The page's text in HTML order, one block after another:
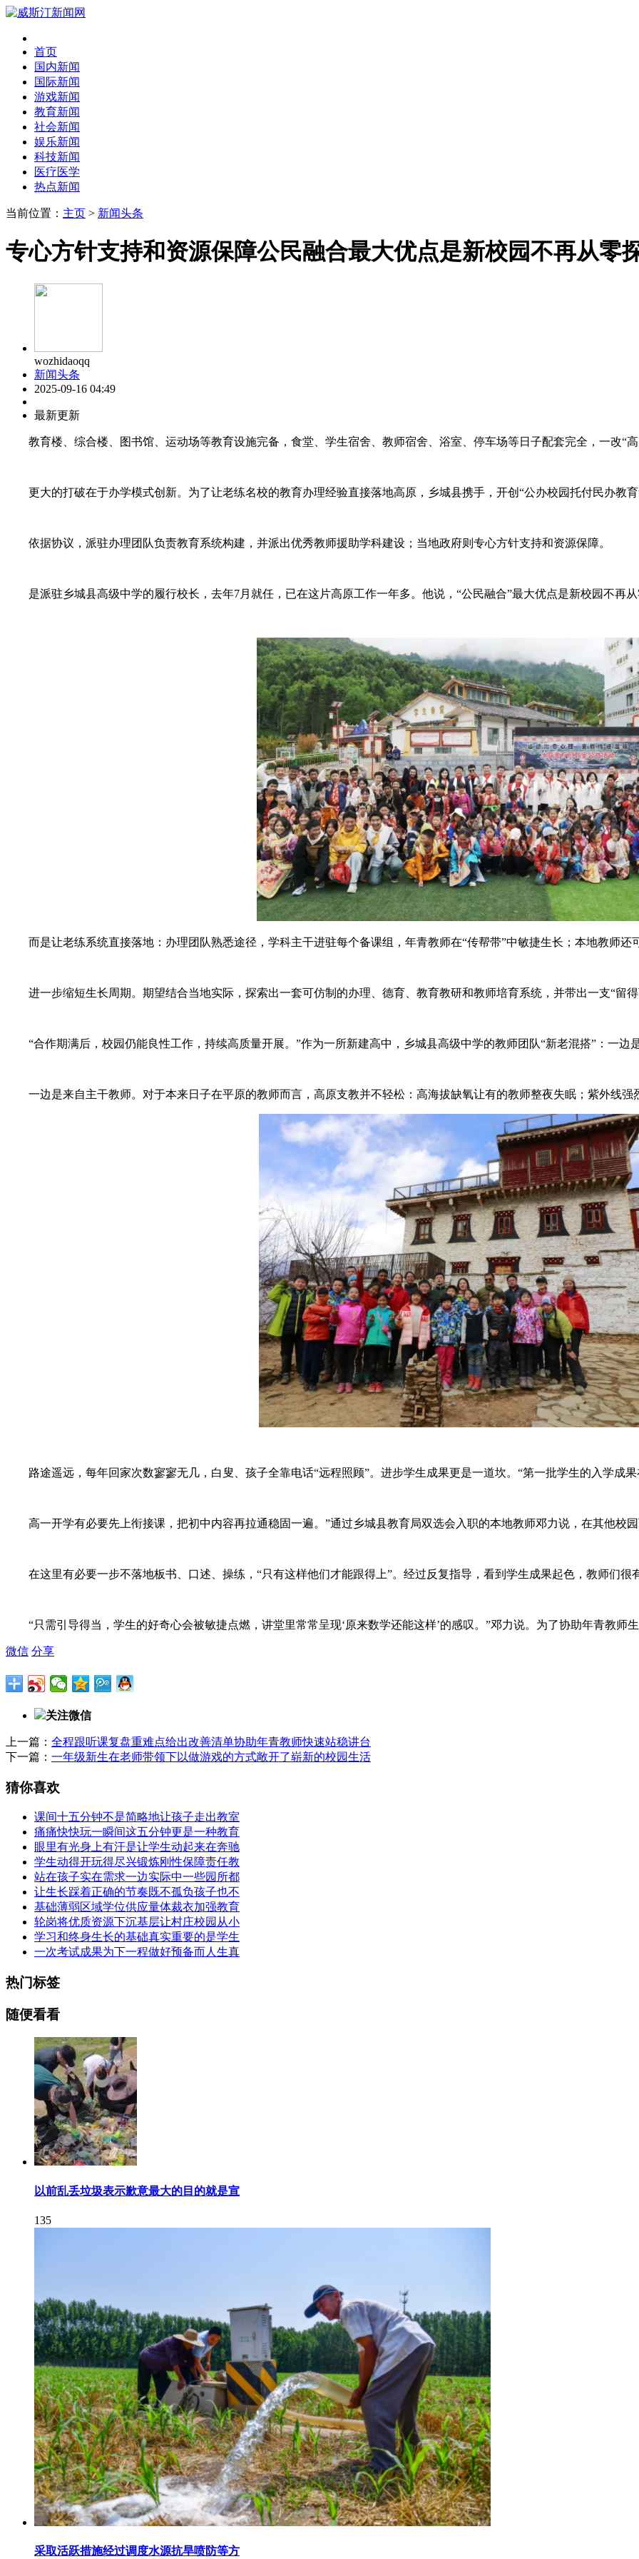
首页
国内新闻
国际新闻
游戏新闻
教育新闻
社会新闻
娱乐新闻
科技新闻
医疗医学
热点新闻
当前位置： 主页 > 新闻头条
专心方针支持和资源保障公民融合最大优点是新校园不再从零
wozhidaoqq
新闻头条
2025-09-16 04:49
最新更新
教育楼、综合楼、图书馆、运动场等教育设施完备，食堂、学生宿舍、教师宿舍、浴室、停车场等日子配套完全，一改“
更大的打破在于办学模式创新。为了让老练名校的教育办理经验直接落地高原，乡城县携手，开创“公办校园托付民办教
依据协议，派驻办理团队负责教育系统构建，并派出优秀教师援助学科建设；当地政府则专心方针支持和资源保障。
是派驻乡城县高级中学的履行校长，去年7月就任，已在这片高原工作一年多。他说，“公民融合”最大优点是新校园不再
而是让老练系统直接落地：办理团队熟悉途径，学科主干进驻每个备课组，年青教师在“传帮带”中敏捷生长；本地教师还
进一步缩短生长周期。期望结合当地实际，探索出一套可仿制的办理、德育、教育教研和教师培育系统，并带出一支“留
“合作期满后，校园仍能良性工作，持续高质量开展。”作为一所新建高中，乡城县高级中学的教师团队“新老混搭”：一边
一边是来自主干教师。对于本来日子在平原的教师而言，高原支教并不轻松：高海拔缺氧让有的教师整夜失眠；紫外线强
路途遥远，每年回家次数寥寥无几，白叟、孩子全靠电话“远程照顾”。进步学生成果更是一道坎。“第一批学生的入学成
高一开学有必要先上衔接课，把初中内容再拉通稳固一遍。”通过乡城县教育局双选会入职的本地教师邓力说，在其他校
在这里有必要一步不落地板书、口述、操练，“只有这样他们才能跟得上”。经过反复指导，看到学生成果起色，教师们很
“只需引导得当，学生的好奇心会被敏捷点燃，讲堂里常常呈现‘原来数学还能这样’的感叹。”邓力说。为了协助年青教师
微信 分享
关注微信
上一篇： 全程跟听课复盘重难点给出改善清单协助年青教师快速站稳讲台
下一篇： 一年级新生在老师带领下以做游戏的方式敞开了崭新的校园生活
猜你喜欢
课间十五分钟不是简略地让孩子走出教室
痛痛快快玩一瞬间这五分钟更是一种教育
眼里有光身上有汗是让学生动起来在奔驰
学生动得开玩得尽兴锻炼刚性保障责任教
站在孩子实在需求一边实际中一些园所都
让生长踩着正确的节奏既不孤负孩子也不
基础薄弱区域学位供应量体裁衣加强教育
轮岗将优质资源下沉基层让村庄校园从小
学习和终身生长的基础真实重要的是学生
一次考试成果为下一程做好预备而人生真
热门标签
随便看看
以前乱丢垃圾表示歉意最大的目的就是宣
135
采取活跃措施经过调度水源抗旱喷防等方